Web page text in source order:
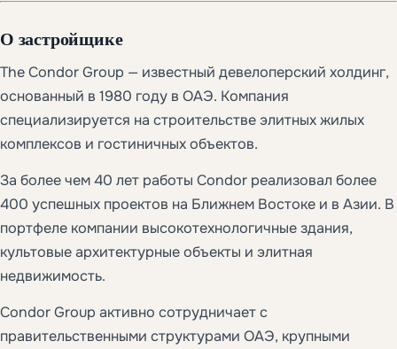
О застройщике
The Condor Group — известный девелоперский холдинг,
основанный в 1980 году в ОАЭ. Компания
специализируется на строительстве элитных жилых
комплексов и гостиничных объектов.
За более чем 40 лет работы Condor реализовал более
400 успешных проектов на Ближнем Востоке и в Азии. В
портфеле компании высокотехнологичные здания,
культовые архитектурные объекты и элитная
недвижимость.
Condor Group активно сотрудничает с
правительственными структурами ОАЭ, крупными